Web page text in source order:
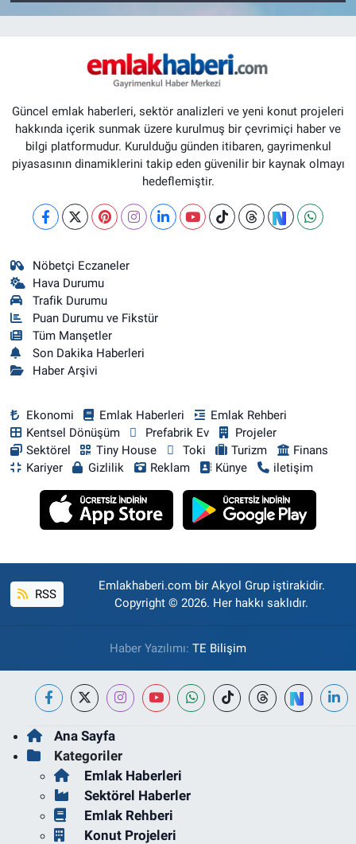
Güncel emlak haberleri, sektör analizleri ve yeni konut projeleri
hakkında içerik sunmak üzere kurulmuş bir çevrimiçi haber ve
bilgi platformudur. Kurulduğu günden itibaren, gayrimenkul
piyasasının dinamiklerini takip eden güvenilir bir kaynak olmayı
hedeflemiştir.
Nöbetçi Eczaneler
Hava Durumu
Trafik Durumu
Puan Durumu ve Fikstür
Tüm Manşetler
Son Dakika Haberleri
Haber Arşivi
Ekonomi Emlak Haberleri
Emlak Rehberi
Kentsel Dönüşüm
Prefabrik Ev
Projeler
Sektörel
Tiny House Toki Turizm
Finans
Kariyer
Gizlilik Reklam Künye iletişim
RSS
Emlakhaberi.com bir Akyol Grup iştirakidir.
Copyright © 2026. Her hakkı saklıdır.
Haber Yazılımı: TE Bilişim
Ana Sayfa
Kategoriler
Emlak Haberleri
Sektörel Haberler
Emlak Rehberi
Konut Projeleri